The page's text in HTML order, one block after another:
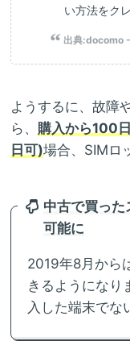
い方法をク
出典:docomo -
ようするに、故障
ら、 購入から100
日可)場合、SIMロ
中古で買っ
可能に
2019年8月から
きるようになり
入した端末でな